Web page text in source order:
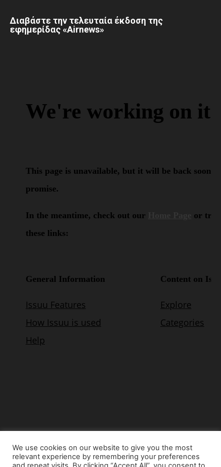
Διαβάστε την τελευταία έκδοση της
εφημερίδας «Airnews»
© Copyright 2015 - www.airnews.gr
We use cookies on our website to give you the most
relevant experience by remembering your preferences